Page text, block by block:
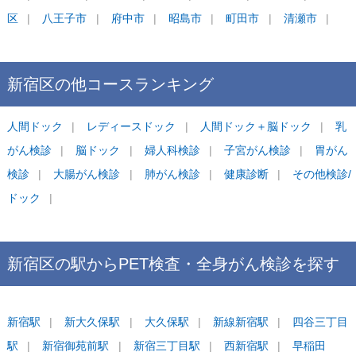
区
八王子市 府中市 昭島市 町田市 清瀬市
新宿区の他コースランキング
人間ドック レディースドック 人間ドック＋脳ドック
乳
がん検診
脳ドック 婦人科検診 子宮がん検診
胃がん
検診
大腸がん検診 肺がん検診 健康診断
その他検診/
ドック
新宿区の駅からPET検査・全身がん検診を探す
新宿駅 新大久保駅 大久保駅 新線新宿駅
四谷三丁目
駅
新宿御苑前駅 新宿三丁目駅 西新宿駅 早稲田